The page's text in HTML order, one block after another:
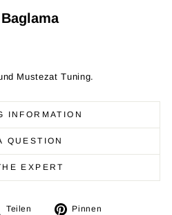
Mustezat Tuning.
INFORMATION
QUESTION
EXPERT
Teilen
Auf
Pinnen